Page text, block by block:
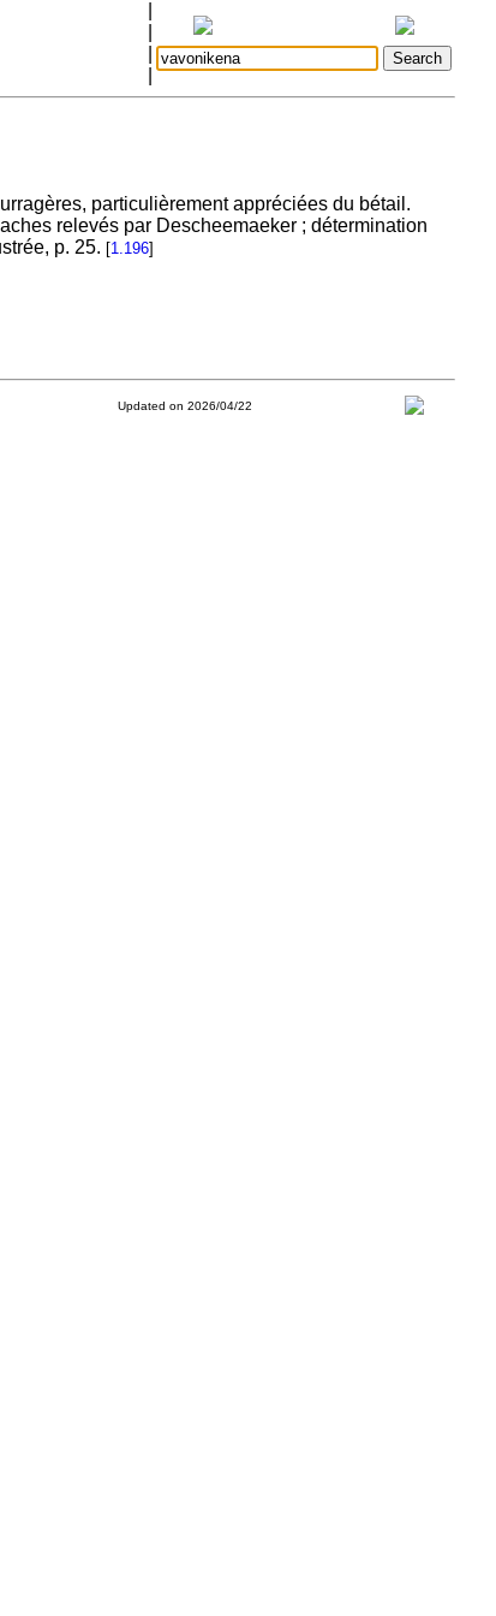
particulièrement appréciées du bétail.
relevés par Descheemaeker ; détermination
p. 25. [1.196]
Updated on 2026/04/22